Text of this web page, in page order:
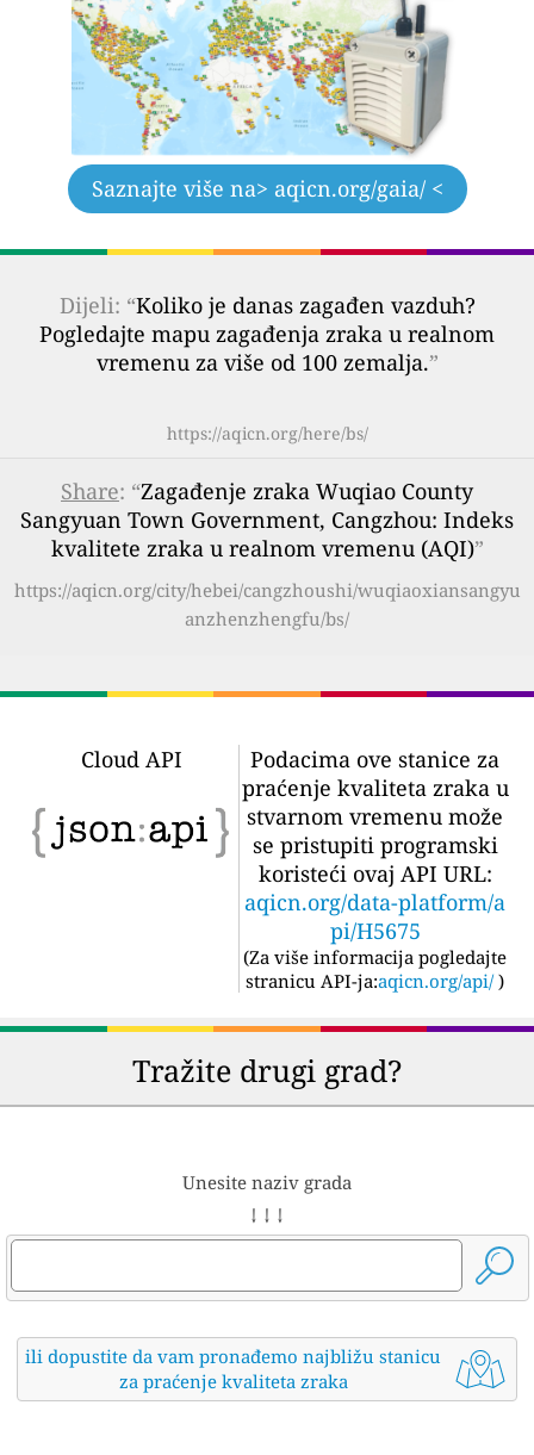
Saznajte više na> aqicn.org/gaia/ <
Dijeli: “Koliko je danas zagađen vazduh?
Pogledajte mapu zagađenja zraka u realnom
vremenu za više od 100 zemalja.”
https://aqicn.org/here/bs/
Share: “Zagađenje zraka Wuqiao County
Sangyuan Town Government, Cangzhou: Indeks
kvalitete zraka u realnom vremenu (AQI)”
https://aqicn.org/city/hebei/cangzhoushi/wuqiaoxiansangyu
anzhenzhengfu/bs/
Cloud API
Podacima ove stanice za
praćenje kvaliteta zraka u
stvarnom vremenu može
se pristupiti programski
koristeći ovaj API URL:
aqicn.org/data-platform/a
pi/H5675
(Za više informacija pogledajte
stranicu API-ja:aqicn.org/api/ )
Tražite drugi grad?
Unesite naziv grada
↓ ↓ ↓
ili dopustite da vam pronađemo najbližu stanicu
za praćenje kvaliteta zraka